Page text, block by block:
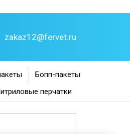
zakaz12@fervet.ru
Бопп-пакеты
перчатки